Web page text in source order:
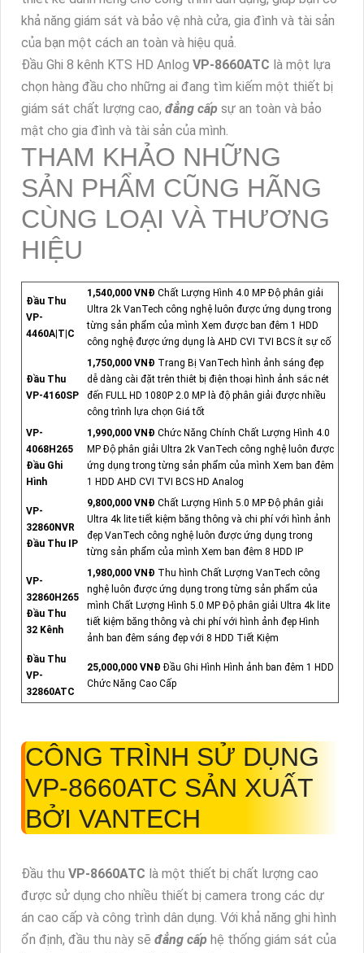
khả năng giám sát và bảo vệ nhà cửa, gia đình và tài sản
của bạn một cách an toàn và hiệu quả.
Đầu Ghi 8 kênh KTS HD Anlog VP-8660ATC là một lựa
chọn hàng đầu cho những ai đang tìm kiếm một thiết bị
giám sát chất lượng cao, đẳng cấp sự an toàn và bảo
mật cho gia đình và tài sản của mình.
THAM KHẢO NHỮNG
SẢN PHẨM CŨNG HÃNG
CÙNG LOẠI VÀ THƯƠNG
HIỆU
Đầu Thu
VP-
4460A|T|C
1,540,000 VNĐ Chất Lượng Hình 4.0 MP Độ phân giải
Ultra 2k VanTech công nghệ luôn được ứng dụng trong
từng sản phẩm của mình Xem được ban đêm 1 HDD
công nghệ được ứng dụng là AHD CVI TVI BCS ít sự cố
Đầu Thu
VP-4160SP
1,750,000 VNĐ Trang Bị VanTech hình ảnh sáng đẹp
dễ dàng cài đặt trên thiêt bị điện thoại hình ảnh sắc nét
đến FULL HD 1080P 2.0 MP là độ phân giải được nhiều
công trình lựa chọn Giá tốt
VP-
4068H265
Đầu Ghi
Hình
1,990,000 VNĐ Chức Năng Chính Chất Lượng Hình 4.0
MP Độ phân giải Ultra 2k VanTech công nghệ luôn được
ứng dụng trong từng sản phẩm của mình Xem ban đêm
1 HDD AHD CVI TVI BCS HD Analog
VP-
32860NVR
Đầu Thu IP
9,800,000 VNĐ Chất Lượng Hình 5.0 MP Độ phân giải
Ultra 4k lite tiết kiệm băng thông và chi phí với hình ảnh
đẹp VanTech công nghệ luôn được ứng dụng trong
từng sản phẩm của mình Xem ban đêm 8 HDD IP
VP-
32860H265
Đầu Thu
32 Kênh
1,980,000 VNĐ Thu hình Chất Lượng VanTech công
nghệ luôn được ứng dụng trong từng sản phẩm của
mình Chất Lượng Hình 5.0 MP Độ phân giải Ultra 4k lite
tiết kiệm băng thông và chi phí với hình ảnh đẹp Hình
ảnh ban đêm sáng đẹp với 8 HDD Tiết Kiệm
Đầu Thu
VP-
32860ATC
25,000,000 VNĐ Đầu Ghi Hình Hình ảnh ban đêm 1 HDD
Chức Năng Cao Cấp
CÔNG TRÌNH SỬ DỤNG
VP-8660ATC SẢN XUẤT
BỞI VANTECH
Đầu thu VP-8660ATC là một thiết bị chất lượng cao
được sử dụng cho nhiều thiết bị camera trong các dự
án cao cấp và công trình dân dụng. Với khả năng ghi hình
ổn định, đầu thu này sẽ đẳng cấp hệ thống giám sát của